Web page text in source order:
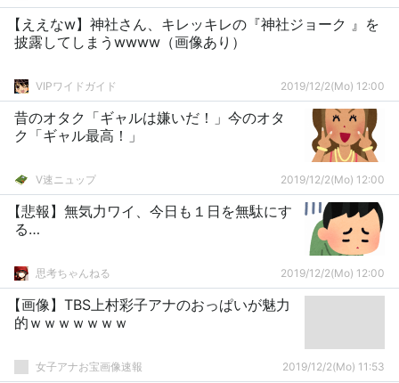
【ええなw】神社さん、キレッキレの『神社ジョーク 』を
披露してしまうwwww（画像あり）
VIPワイドガイド 2019/12/2(Mo) 12:00
昔のオタク「ギャルは嫌いだ！」今のオタ
ク「ギャル最高！」
V速ニュップ 2019/12/2(Mo) 12:00
【悲報】無気力ワイ、今日も１日を無駄にす
る…
思考ちゃんねる 2019/12/2(Mo) 12:00
【画像】TBS上村彩子アナのおっぱいが魅力
的ｗｗｗｗｗｗｗ
女子アナお宝画像速報 2019/12/2(Mo) 11:53